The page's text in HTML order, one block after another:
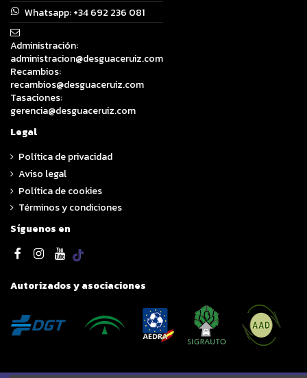
Whatsapp:+34 692 236 081
Administración:
administracion@desguaceruiz.com
Recambios:
recambios@desguaceruiz.com
Tasaciones:
gerencia@desguaceruiz.com
Legal
Política de privacidad
Aviso legal
Política de cookies
Términos y condiciones
Síguenos en
Autorizados y asociaciones